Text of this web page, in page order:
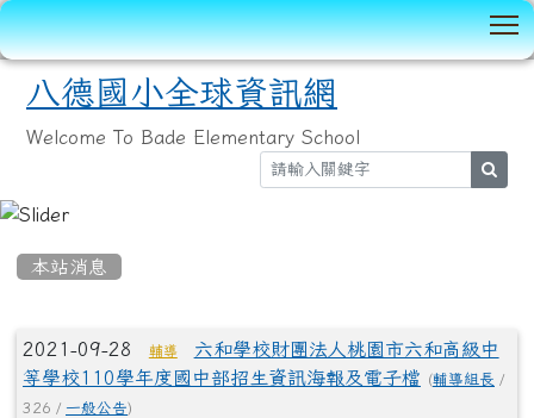
八德國小全球資訊網
Welcome To Bade Elementary School
本站消息
文章列表
2021-09-28 輔導
六和學校財團法人桃園市六和高級中
等學校110學年度國中部招生資訊海報及電子檔
(輔導組長 /
326 / 一般公告)